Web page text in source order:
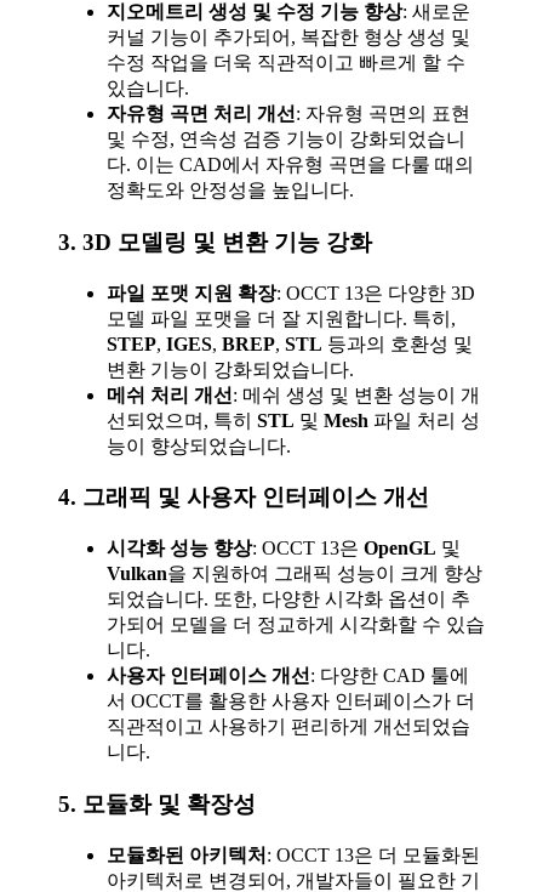
지오메트리 생성 및 수정 기능 향상: 새로운
커널 기능이 추가되어, 복잡한 형상 생성 및
수정 작업을 더욱 직관적이고 빠르게 할 수
있습니다.
자유형 곡면 처리 개선 : 자유형 곡면의 표현
및 수정, 연속성 검증 기능이 강화되었습니
다. 이는 CAD에서 자유형 곡면을 다룰 때의
정확도와 안정성을 높입니다.
3. 3D 모델링 및 변환 기능 강화
파일 포맷 지원 확장: OCCT 13은 다양한 3D
모델 파일 포맷을 더 잘 지원합니다. 특히,
STEP, IGES, BREP, STL 등과의 호환성 및
변환 기능이 강화되었습니다.
메쉬 처리 개선 : 메쉬 생성 및 변환 성능이 개
선되었으며, 특히 STL 및 Mesh 파일 처리 성
능이 향상되었습니다.
4. 그래픽 및 사용자 인터페이스 개선
시각화 성능 향상: OCCT 13은 OpenGL 및
Vulkan을 지원하여 그래픽 성능이 크게 향상
되었습니다. 또한, 다양한 시각화 옵션이 추
가되어 모델을 더 정교하게 시각화할 수 있습
니다.
사용자 인터페이스 개선 : 다양한 CAD 툴에
서 OCCT를 활용한 사용자 인터페이스가 더
직관적이고 사용하기 편리하게 개선되었습
니다.
5. 모듈화 및 확장성
모듈화된 아키텍처 : OCCT 13은 더 모듈화된
아키텍처로 변경되어, 개발자들이 필요한 기